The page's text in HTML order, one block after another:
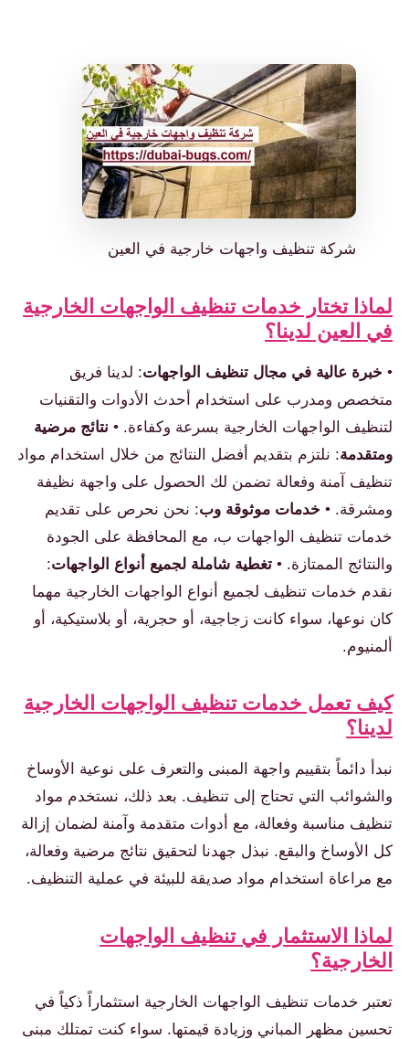
شركة تنظيف واجهات خارجية في العين
لماذا تختار خدمات تنظيف الواجهات الخارجية
في العين لدينا؟
• خبرة عالية في مجال تنظيف الواجهات: لدينا فريق
متخصص ومدرب على استخدام أحدث الأدوات والتقنيات
لتنظيف الواجهات الخارجية بسرعة وكفاءة. • نتائج مرضية
ومتقدمة: نلتزم بتقديم أفضل النتائج من خلال استخدام مواد
تنظيف آمنة وفعالة تضمن لك الحصول على واجهة نظيفة
ومشرقة. • خدمات موثوقة وب: نحن نحرص على تقديم
خدمات تنظيف الواجهات ب، مع المحافظة على الجودة
والنتائج الممتازة. • تغطية شاملة لجميع أنواع الواجهات:
نقدم خدمات تنظيف لجميع أنواع الواجهات الخارجية مهما
كان نوعها، سواء كانت زجاجية، أو حجرية، أو بلاستيكية، أو
ألمنيوم.
كيف تعمل خدمات تنظيف الواجهات الخارجية
لدينا؟
نبدأ دائماً بتقييم واجهة المبنى والتعرف على نوعية الأوساخ
والشوائب التي تحتاج إلى تنظيف. بعد ذلك، نستخدم مواد
تنظيف مناسبة وفعالة، مع أدوات متقدمة وآمنة لضمان إزالة
كل الأوساخ والبقع. نبذل جهدنا لتحقيق نتائج مرضية وفعالة،
مع مراعاة استخدام مواد صديقة للبيئة في عملية التنظيف.
لماذا الاستثمار في تنظيف الواجهات
الخارجية؟
تعتبر خدمات تنظيف الواجهات الخارجية استثماراً ذكياً في
تحسين مظهر المباني وزيادة قيمتها. سواء كنت تمتلك مبنى